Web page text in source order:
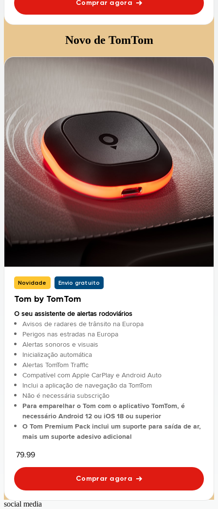
Comprar agora
Novo de TomTom
Novidade Envio gratuito
Tom by TomTom
O seu assistente de alertas rodoviários
Avisos de radares de trânsito na Europa
Perigos nas estradas na Europa
Alertas sonoros e visuais
Inicialização automática
Alertas TomTom Traffic
Compatível com Apple CarPlay e Android Auto
Inclui a aplicação de navegação da TomTom
Não é necessária subscrição
Para emparelhar o Tom com o aplicativo TomTom, é
necessário Android 12 ou iOS 18 ou superior
O Tom Premium Pack inclui um suporte para saída de ar,
mais um suporte adesivo adicional
79.99
Comprar agora
social media